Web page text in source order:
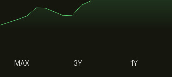
1Y
3Y
MAX